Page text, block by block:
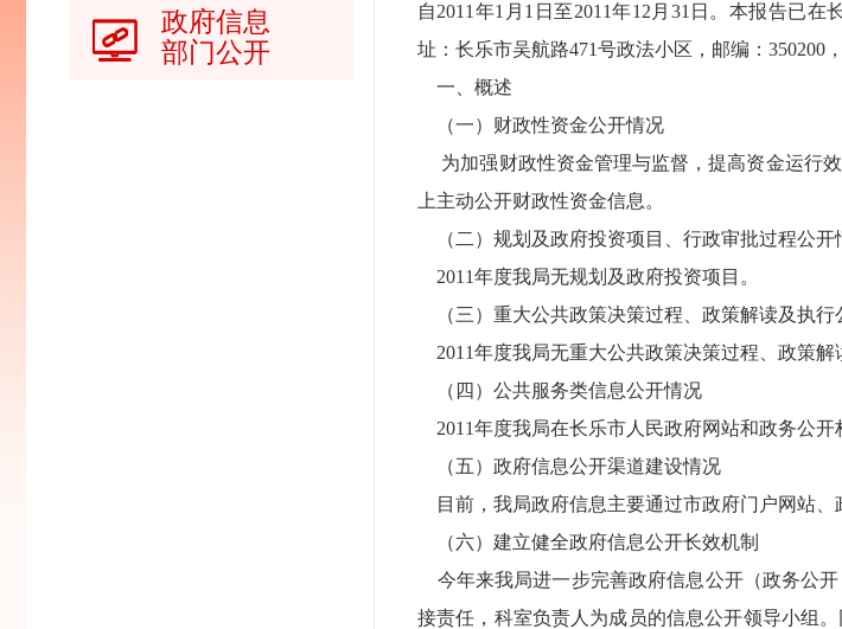
政府信息
部门公开
自2011年1月1日至2011年12月31日。本报告已
址：长乐市吴航路471号政法小区，邮编：350200，
一、概述
（一）财政性资金公开情况
为加强财政性资金管理与监督，提高资金运行
上主动公开财政性资金信息。
（二）规划及政府投资项目、行政审批过程公开
2011年度我局无规划及政府投资项目。
（三）重大公共政策决策过程、政策解读及执行
2011年度我局无重大公共政策决策过程、政策解
（四）公共服务类信息公开情况
2011年度我局在长乐市人民政府网站和政务公开
（五）政府信息公开渠道建设情况
目前，我局政府信息主要通过市政府门户网站、
（六）建立健全政府信息公开长效机制
今年来我局进一步完善政府信息公开（政务公
接责任，科室负责人为成员的信息公开领导小组